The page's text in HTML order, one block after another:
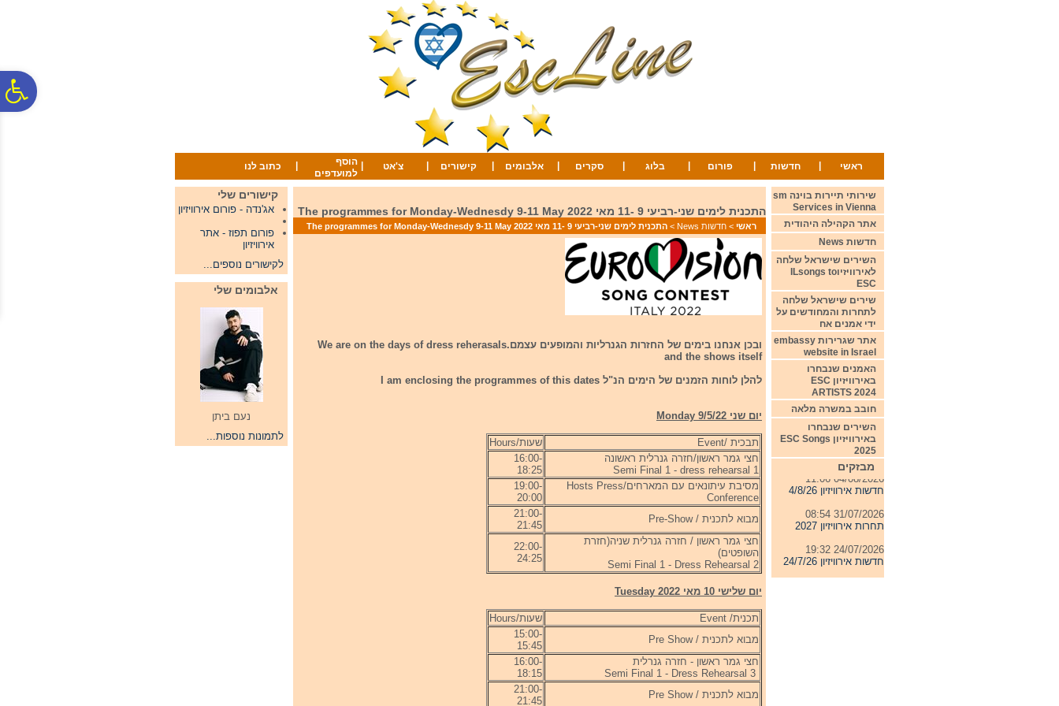
ראשי חדשות פורום בלוג סקרים אלבומים קישורים צ'אט
הוסף
למועדפים
כתוב לנו
קישורים שלי
אג'נדה - פורום אירוויזיון
פורום תפוז - אתר
אירוויזיון
לקישורים נוספים...
אלבומים שלי
נעם ביתן
לתמונות נוספות...
התכנית לימים שני-רביעי 9 -11 מאי 2022 The programmes for Monday-Wednesdy 9-11 May
ראשי > חדשות News > התכנית לימים שני-רביעי 9 -11 מאי 2022 The programmes for Monday-Wednesdy 9-11 May
ובכן אנחנו בימים של החזרות הגנרליות והמופעים עצמם.We are on the days of dress reherasals
and the shows itself
להלן לוחות הזמנים של הימים הנ"ל I am enclosing the programmes of this dates
יום שני 9/5/22 Monday
תבכית /Event
שעות/Hours
חצי גמר ראשון/חזרה גנרלית ראשונה
Semi Final 1 - dress rehearsal 1
16:00-
18:25
מסיבת עיתונאים עם המארחים/Hosts Press
Conference
19:00-
20:00
מבוא לתכנית / Pre-Show
21:00-
21:45
חצי גמר ראשון / חזרה גנרלית שניה(חזרת
השופטים)
Semi Final 1 - Dress Rehearsal 2
22:00-
24:25
יום שלישי 10 מאי 2022 Tuesday
תכנית/ Event
שעות/Hours
מבוא לתכנית / Pre Show
15:00-
15:45
חצי גמר ראשון - חזרה גנרלית
16:00-
18:15
מבוא לתכנית / Pre Show
21:00-
21:45
שירותי תיירות בוינה sm
Services in Vienna
אתר הקהילה היהודית
חדשות News
השירים שישראל שלחה
לאירוויזיוILsongs to
ESC
שירים שישראל שלחה
לתחרות והמחודשים על
ידי אמנים אח
אתר שגרירות embassy
website in Israel
האמנים שנבחרו
באירוויזיון ESC
ARTISTS 2024
חובב במשרה מלאה
השירים שנבחרו
באירוויזיון ESC Songs
2025
מבזקים
04/08/2026 11:06
חדשות אירוויזיון 4/8/26
31/07/2026 08:54
תחרות אירוויזיון 2027
24/07/2026 19:32
חדשות אירוויזיון 24/7/26
23/07/2026 08:52